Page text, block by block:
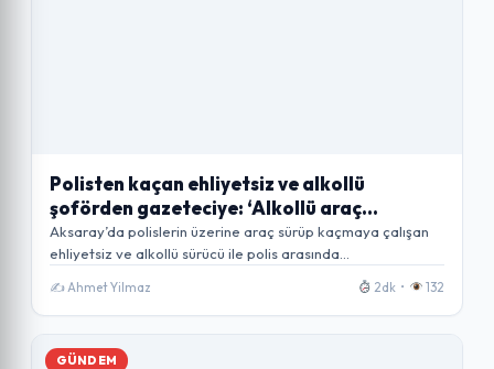
Polisten kaçan ehliyetsiz ve alkollü
şoförden gazeteciye: ‘Alkollü araç
kullanmaktan haber mi olur?’
Aksaray’da polislerin üzerine araç sürüp kaçmaya çalışan
ehliyetsiz ve alkollü sürücü ile polis arasında…
✍️ Ahmet Yilmaz 2dk • 132
GÜNDEM